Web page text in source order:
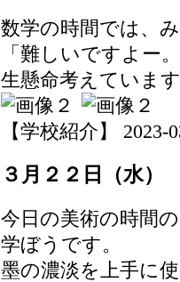
数学の時間では、
「難しいですよー
生懸命考えていま
【学校紹介】 2023-
３月２２日（水
今日の美術の時間
学ぼうです。
墨の濃淡を上手に